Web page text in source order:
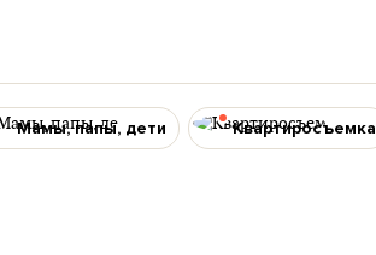
Мамы, папы, дети Квартиросъемка